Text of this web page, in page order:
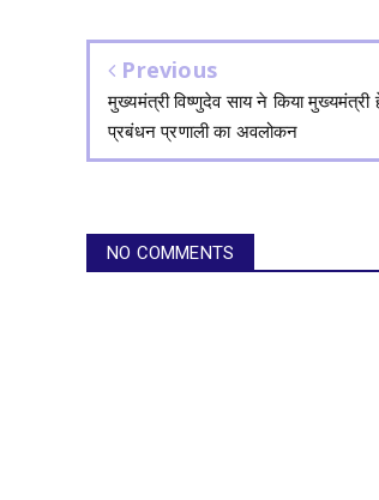
Previous
मुख्यमंत्री विष्णुदेव साय ने किया
प्रबंधन प्रणाली का अवलोकन
NO COMMENTS